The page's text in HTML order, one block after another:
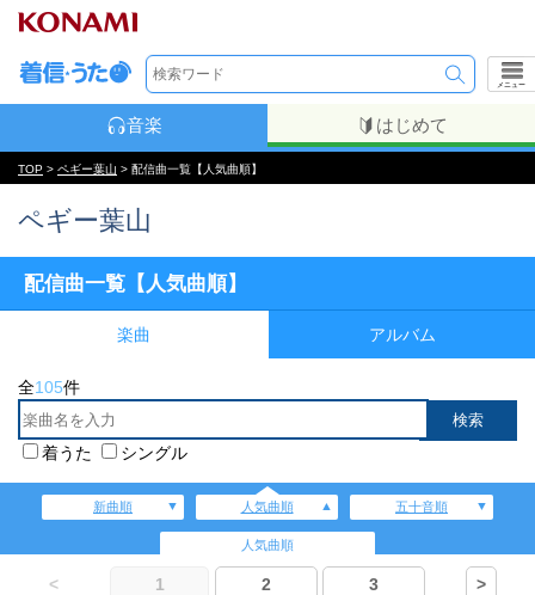
メニュー
音楽 はじめて
TOP > ペギー葉山 > 配信曲一覧【人気曲順】
ペギー葉山
配信曲一覧【人気曲順】
楽曲 アルバム
全105件
着うた シングル
新曲順 人気曲順 五十音順
人気曲順
< 1 2 3 >